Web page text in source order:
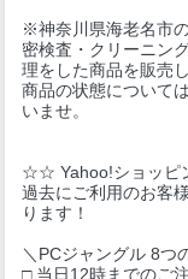
※神奈川県海老名市
密検査・クリーニン
理をした商品を販売
商品の状態について
いませ。
☆☆ Yahoo!ショッ
過去にご利用のお客
ります！
＼PCジャングル 8つ
□ 当日12時までのご